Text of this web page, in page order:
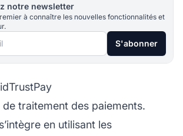
notre newsletter
à connaître les nouvelles fonctionnalités et
S'abonner
traitement des paiements.
en utilisant les